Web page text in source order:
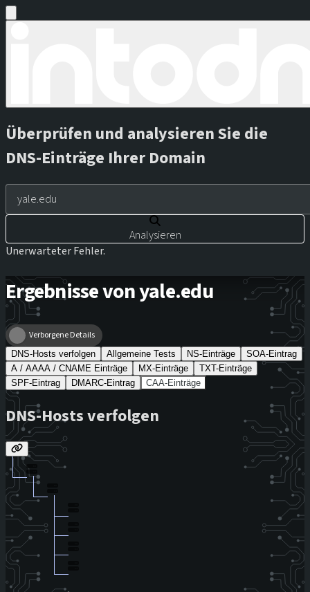
Überprüfen und analysieren Sie die
DNS-Einträge Ihrer Domain
Analysieren
Unerwarteter Fehler.
Ergebnisse von yale.edu
Verborgene Details
DNS-Hosts verfolgen Allgemeine Tests NS-Einträge
SOA-Eintrag
A / AAAA / CNAME Einträge
MX-Einträge
TXT-Einträge
SPF-Eintrag
DMARC-Eintrag CAA-Einträge
DNS-Hosts verfolgen